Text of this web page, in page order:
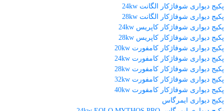
پکیج دیواری شوفاژکار الگانت 24kw
پکیج دیواری شوفاژکار الگانت 28kw
پکیج دیواری شوفاژکار کاپریس 24kw
پکیج دیواری شوفاژکار کاپریس 28kw
پکیج دیواری شوفاژکار کامفورت 20kw
پکیج دیواری شوفاژکار کامفورت 24kw
پکیج دیواری شوفاژکار کامفورت 28kw
پکیج دیواری شوفاژکار کامفورت 32kw
پکیج دیواری شوفاژکار کامفورت 40kw
پکیج دیواری ایمرگاس